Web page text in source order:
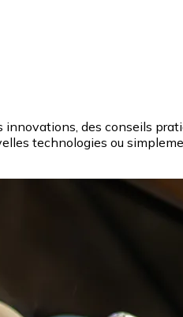
des conseils
technologies ou